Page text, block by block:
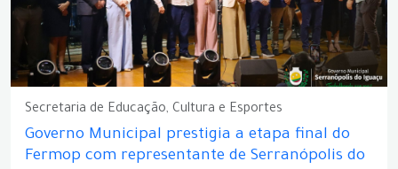
Secretaria de Educação, Cultura e Esportes
Governo Municipal prestigia a etapa final do
Fermop com representante de Serranópolis do